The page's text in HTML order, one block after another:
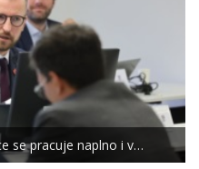
se pracuje naplno i v…